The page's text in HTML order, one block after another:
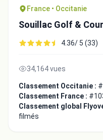
France • Occitanie
Souillac Golf &
4.36/ 5 (33)
34,164 vues
Classement Occitanie :
Classement France :
Classement global
filmés